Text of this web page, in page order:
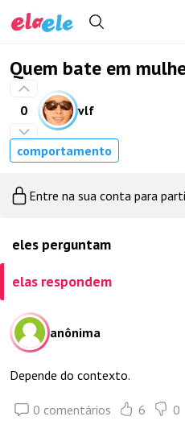
Quem bate em
0 vlf
comportamento
Entre na sua conta para
eles perguntam
elas respondem
anônima
Depende do contexto.
0 comentários 6 0